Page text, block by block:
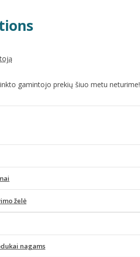
gamintojo prekių šiuo metu neturime!
želė
nagams